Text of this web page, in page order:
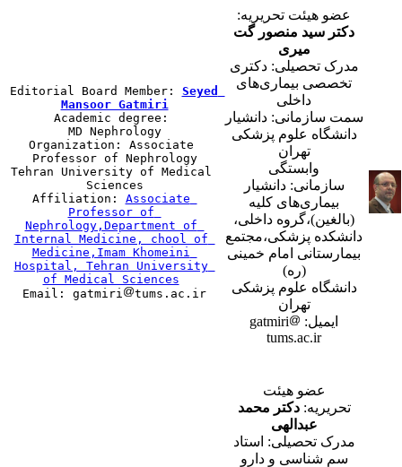
عضو هیئت تحریریه:
دکتر سید منصور گت
میری
مدرک تحصیلی: دکتری
تخصصی بیماری‌های
داخلی
سمت سازمانی: دانشیار
دانشگاه علوم پزشکی
تهران
وابستگی
سازمانی: دانشیار
بیماری‌های کلیه
(بالغین)،گروه داخلی،
دانشکده پزشکی،مجتمع
بیمارستانی امام خمینی
(ره)
دانشگاه علوم پزشکی
تهران
ایمیل: gatmiri
tums.ac.ir
Editorial Board Member: Seyed
Mansoor Gatmiri
Academic degree:
MD Nephrology
Organization: Associate
Professor of Nephrology
Tehran University of Medical
Sciences
Affiliation: Associate
Professor of
Nephrology,Department of
Internal Medicine, chool of
Medicine,Imam Khomeini
Hospital, Tehran University
of Medical Sciences
Email: gatmiri
عضو هیئت
تحریریه:دکتر محمد
عبدالهی
مدرک تحصیلی: استاد
سم شناسی و دارو